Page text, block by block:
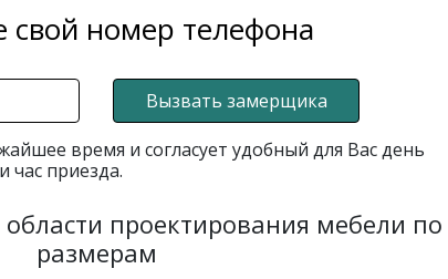
свой номер телефона
Вызвать замерщика
время и согласует удобный для Вас день
и час приезда.
проектирования мебели
размерам